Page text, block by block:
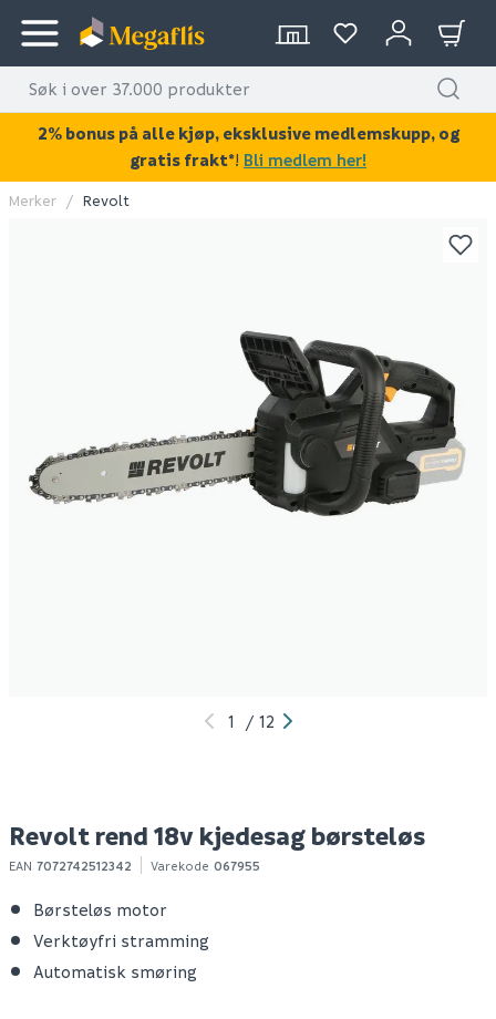
Revolt fangcut 18v
Revolt reaper 18v
Merker Revolt
1 / 12
Revolt rend 18v kjedesag børsteløs
EAN 7072742512342 Varekode 067955
Børsteløs motor
Verktøyfri stramming
Automatisk smøring
2% bonus på alle kjøp, eksklusive medlemskupp, og
gratis frakt*! Bli medlem her!